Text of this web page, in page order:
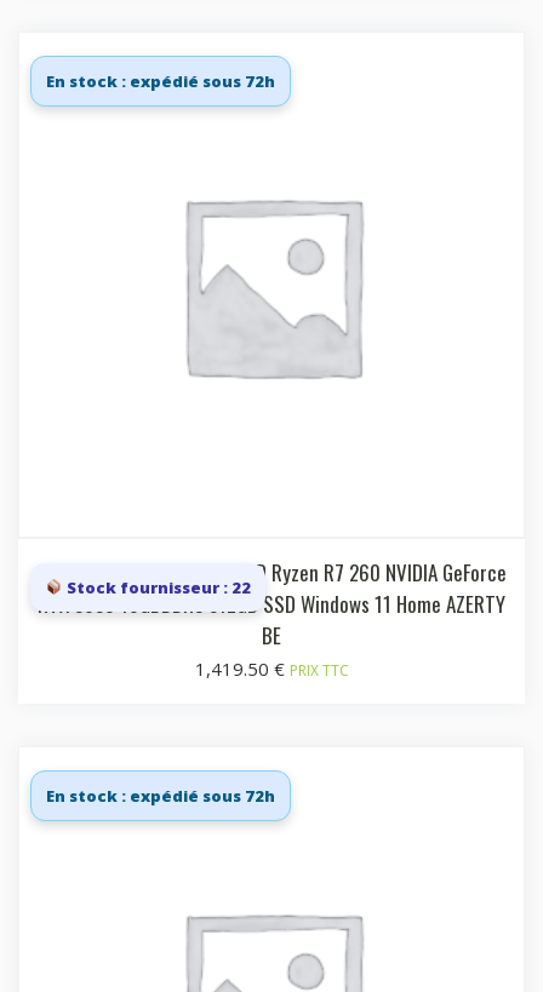
En stock : expédié sous 72h
Laptop 15.6i FHD 144 Hz AMD Ryzen R7 260 NVIDIA GeForce
RTX 5050 16GBDDR5 512GB SSD Windows 11 Home AZERTY
BE
1,419.50 € PRIX TTC
Stock fournisseur : 22
En stock : expédié sous 72h